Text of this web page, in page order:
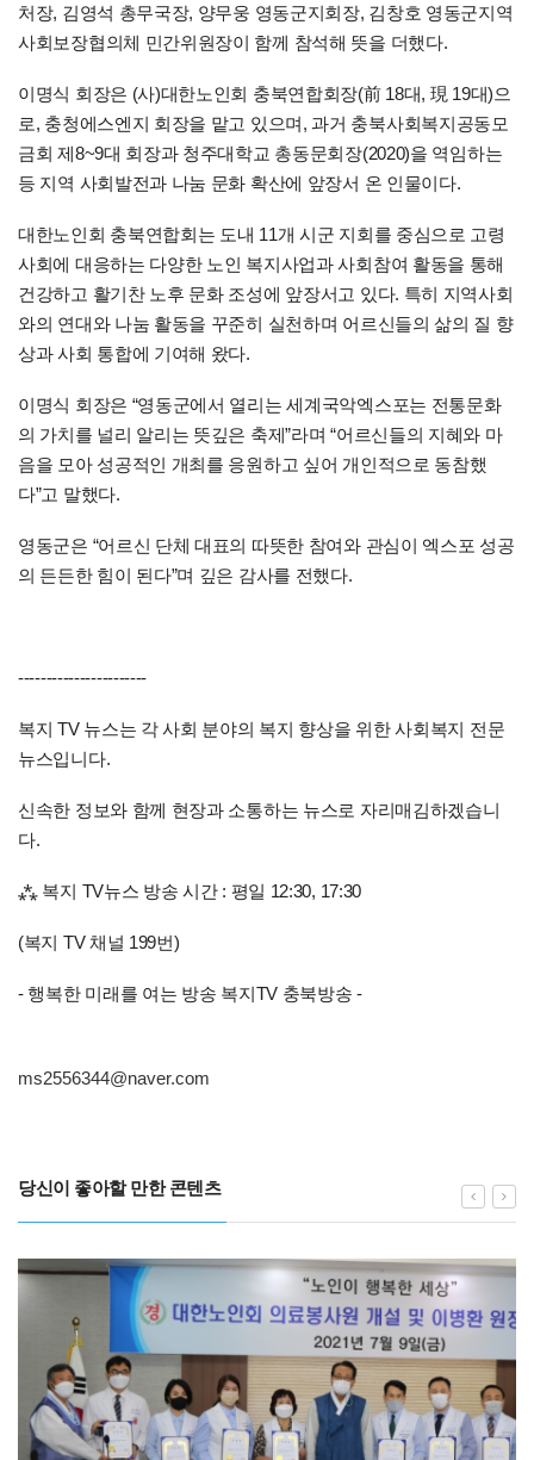
처장, 김영석 총무국장, 양무웅 영동군지회장, 김창호 영동군지역
사회보장협의체 민간위원장이 함께 참석해 뜻을 더했다.
이명식 회장은 (사)대한노인회 충북연합회장(前 18대, 現 19대)으
로, 충청에스엔지 회장을 맡고 있으며, 과거 충북사회복지공동모
금회 제8~9대 회장과 청주대학교 총동문회장(2020)을 역임하는
등 지역 사회발전과 나눔 문화 확산에 앞장서 온 인물이다.
대한노인회 충북연합회는 도내 11개 시군 지회를 중심으로 고령
사회에 대응하는 다양한 노인 복지사업과 사회참여 활동을 통해
건강하고 활기찬 노후 문화 조성에 앞장서고 있다. 특히 지역사회
와의 연대와 나눔 활동을 꾸준히 실천하며 어르신들의 삶의 질 향
상과 사회 통합에 기여해 왔다.
이명식 회장은 “영동군에서 열리는 세계국악엑스포는 전통문화
의 가치를 널리 알리는 뜻깊은 축제”라며 “어르신들의 지혜와 마
음을 모아 성공적인 개최를 응원하고 싶어 개인적으로 동참했
다”고 말했다.
영동군은 “어르신 단체 대표의 따뜻한 참여와 관심이 엑스포 성공
의 든든한 힘이 된다”며 깊은 감사를 전했다.
-----------------------
복지 TV 뉴스는 각 사회 분야의 복지 향상을 위한 사회복지 전문
뉴스입니다.
신속한 정보와 함께 현장과 소통하는 뉴스로 자리매김하겠습니
다.
⁂ 복지 TV뉴스 방송 시간 : 평일 12:30, 17:30
(복지 TV 채널 199번)
- 행복한 미래를 여는 방송 복지TV 충북방송 -
ms2556344@naver.com
당신이 좋아할 만한 콘텐츠